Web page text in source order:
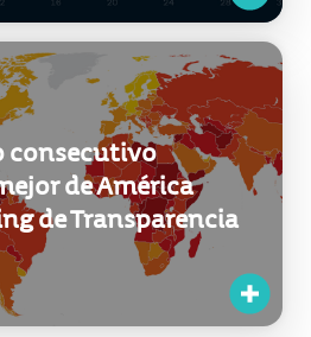
consecutivo
de América
de Transparencia